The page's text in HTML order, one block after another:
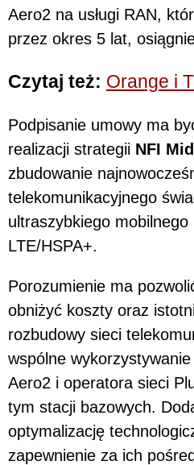
Aero2 na usługi RAN,
przez okres 5 lat,
Czytaj też: Orange i
Podpisanie umowy ma
realizacji strategii NFI
zbudowanie
telekomunikacyjnego
ultraszybkiego
LTE/HSPA+.
Porozumienie ma
obniżyć koszty oraz
rozbudowy sieci
wspólne
Aero2 i operatora sieci
tym stacji bazowych.
optymalizację
zapewnienie za ich